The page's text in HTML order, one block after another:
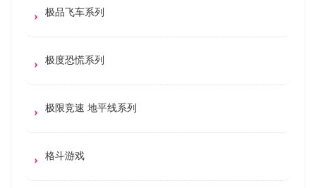
极品飞车系列
极度恐慌系列
极限竞速 地平线系列
格斗游戏